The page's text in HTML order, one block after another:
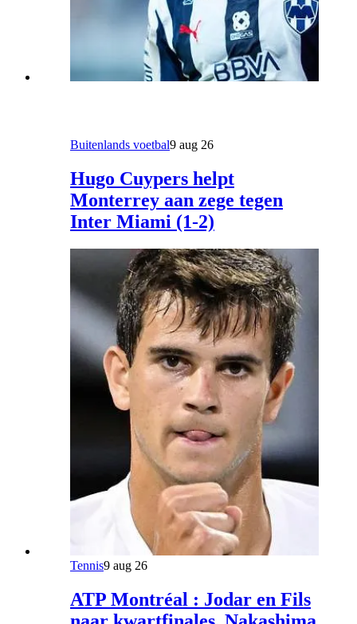
Buitenlands voetbal9 aug 26
Hugo Cuypers helpt
Monterrey aan zege tegen
Inter Miami (1-2)
Tennis9 aug 26
ATP Montréal : Jodar en Fils